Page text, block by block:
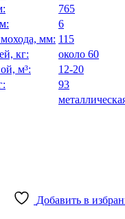
765
6
мм: 115
кг:
около 60
м³:
12-20
93
Добавить в